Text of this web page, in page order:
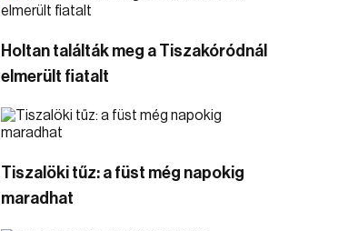
Holtan találták meg a Tiszakóródnál
elmerült fiatalt
Tiszalöki tűz: a füst még napokig
maradhat